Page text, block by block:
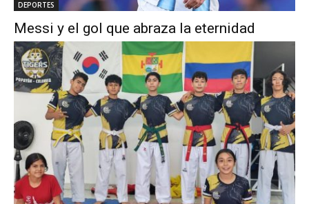
DEPORTES
Messi y el gol que abraza la eternidad